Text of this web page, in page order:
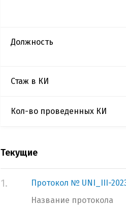
Должность
Стаж в КИ
Кол-во проведенных КИ
Текущие
1.
Протокол № UNI_III-
Название протокола